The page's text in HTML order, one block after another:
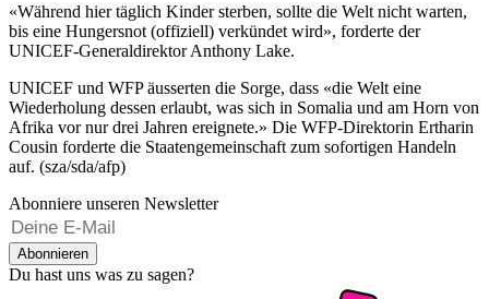
«Während hier täglich Kinder sterben, sollte die Welt nicht warten,
bis eine Hungersnot (offiziell) verkündet wird», forderte der
UNICEF-Generaldirektor Anthony Lake.
UNICEF und WFP äusserten die Sorge, dass «die Welt eine
Wiederholung dessen erlaubt, was sich in Somalia und am Horn von
Afrika vor nur drei Jahren ereignete.» Die WFP-Direktorin Ertharin
Cousin forderte die Staatengemeinschaft zum sofortigen Handeln
auf. (sza/sda/afp)
Abonniere unseren Newsletter
Abonnieren
Du hast uns was zu sagen?